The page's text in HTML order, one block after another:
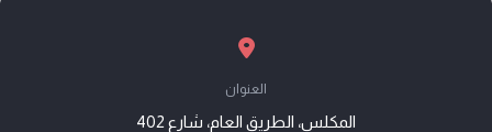
العنوان
المكلس، الطريق العام، شارع 402